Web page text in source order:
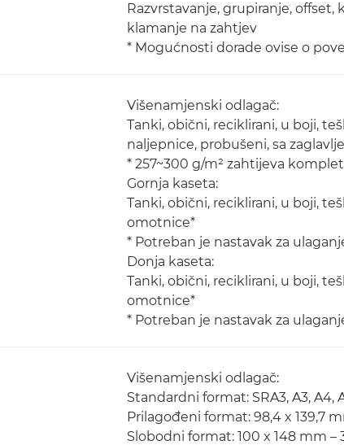
Razvrstavanje, grupiranje,
klamanje na zahtjev
* Mogućnosti dorade ovise o
Višenamjenski odlagač:
Tanki, obični, reciklirani, u boji,
naljepnice, probušeni, sa
* 257~300 g/m² zahtijeva
Gornja kaseta:
Tanki, obični, reciklirani, u boji,
omotnice*
* Potreban je nastavak za
Donja kaseta:
Tanki, obični, reciklirani, u boji,
omotnice*
* Potreban je nastavak za
Višenamjenski odlagač:
Standardni format: SRA3, A3, A4,
Prilagođeni format: 98,4 x 139,7
Slobodni format: 100 x 148 mm –